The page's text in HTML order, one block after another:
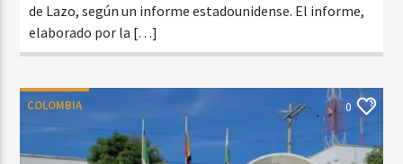
de Lazo, según un informe estadounidense. El informe,
elaborado por la […]
COLOMBIA 0